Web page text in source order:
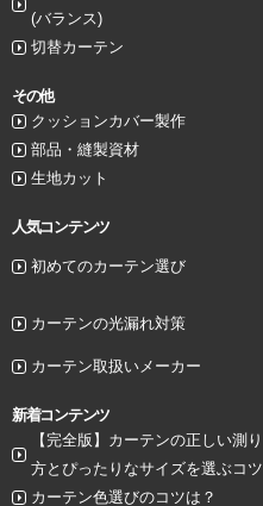
(バランス)
切替カーテン
その他
クッションカバー製作
部品・縫製資材
生地カット
人気コンテンツ
初めてのカーテン選び
カーテンの光漏れ対策
カーテン取扱いメーカー
新着コンテンツ
【完全版】カーテンの正しい測り
方とぴったりなサイズを選ぶコツ
カーテン色選びのコツは？